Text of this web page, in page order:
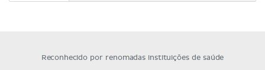
Reconhecido por renomadas instituições de saúde